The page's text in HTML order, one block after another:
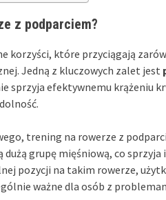
z podparciem?
korzyści, które przyciągają
Jedną z kluczowych zalet jest
sprzyja efektywnemu krążeniu
trening na rowerze z
dużą grupę mięśniową, co
pozycji na takim rowerze,
ważne dla osób z